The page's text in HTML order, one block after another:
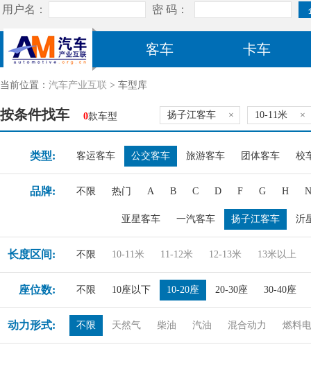
客车 卡车
当前位置： 汽车产业互联 > 车型库
按条件找车 0款车型 扬子江客车 × 10-11米 ×
类型: 客运客车 公交客车 旅游客车 团体客车 校
品牌: 不限 热门 A B C D F G H N
亚星客车 一汽客车 扬子江客车 沂
长度区间: 不限 10-11米 11-12米 12-13米 13米以上
座位数: 不限 10座以下 10-20座 20-30座 30-40座
动力形式: 不限 天然气 柴油 汽油 混合动力 燃料